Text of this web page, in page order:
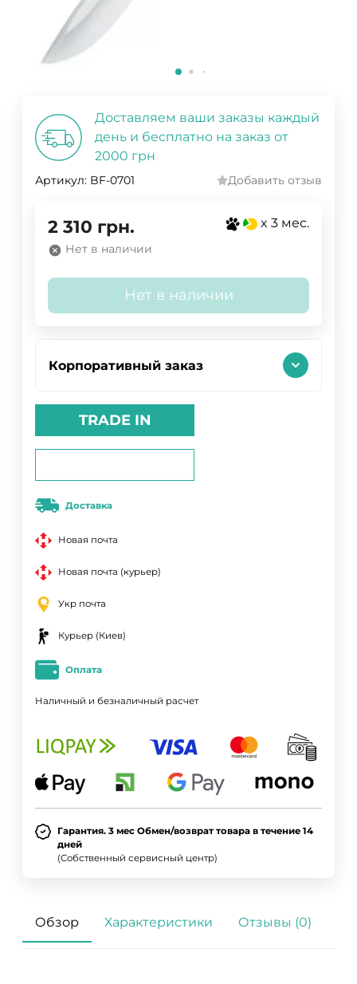
Доставляем ваши заказы каждый
день и бесплатно на заказ от
2000 грн
Артикул: BF-0701 Добавить отзыв
2 310 грн. x 3 мес.
Нет в наличии
Нет в наличии
Корпоративный заказ
TRADE IN
Доставка
Новая почта
Новая почта (курьер)
Укр почта
Курьер (Киев)
Оплата
Наличный и безналичный расчет
Гарантия. 3 мес Обмен/возврат товара в течение 14
дней
(Собственный сервисный центр)
Обзор Характеристики Отзывы (0)